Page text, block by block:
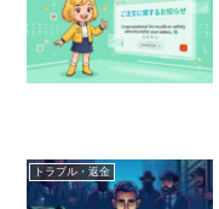
トラブル・返金